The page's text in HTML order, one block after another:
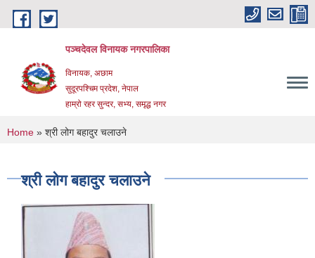
Skip to main content
पञ्चदेवल विनायक नगरपालिका
विनायक, अछाम
सुदूरपश्चिम प्रदेश, नेपाल
हाम्रो रहर सुन्दर, सभ्य, समृद्ध नगर
You are here
Home » श्री लोग बहादुर चलाउने
श्री लोग बहादुर चलाउने